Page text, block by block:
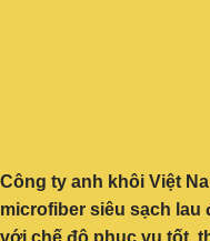
Công ty anh khôi Việt
microfiber siêu sạch lau